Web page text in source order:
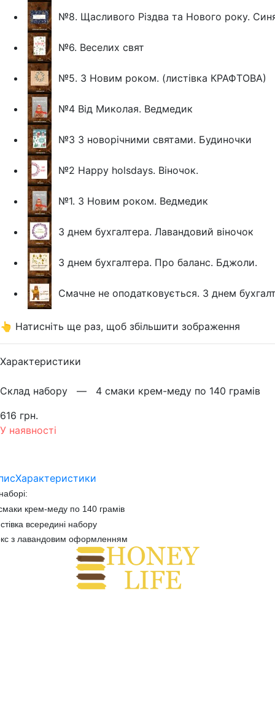
№8. Щасливого Різдва та Нового року.
№6. Веселих свят
№5. З Новим роком. (листівка КРАФТОВА)
№4 Від Миколая. Ведмедик
№3 З новорічними святами. Будиночки
№2 Happy holsdays. Віночок.
№1. З Новим роком. Ведмедик
З днем бухгалтера. Лавандовий віночок
З днем бухгалтера. Про баланс. Бджоли.
Смачне не оподатковується. З днем
👆 Натисніть ще раз, щоб збільшити зображення
Характеристики
Склад набору — 4 смаки крем-меду по 140 грамів
616 грн.
У наявності
Характеристики
крем-меду по 140 грамів
всередині набору
з лавандовим оформленням